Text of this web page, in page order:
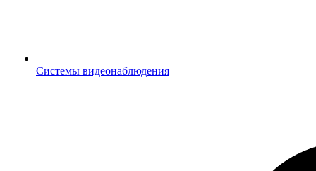
Системы видеонаблюдения